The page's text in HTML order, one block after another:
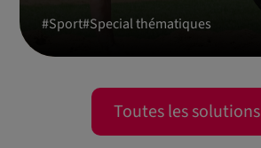
#Sport#Special thématiques
Toutes les solutions